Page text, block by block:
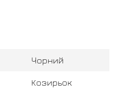
Чорний
Козирьок